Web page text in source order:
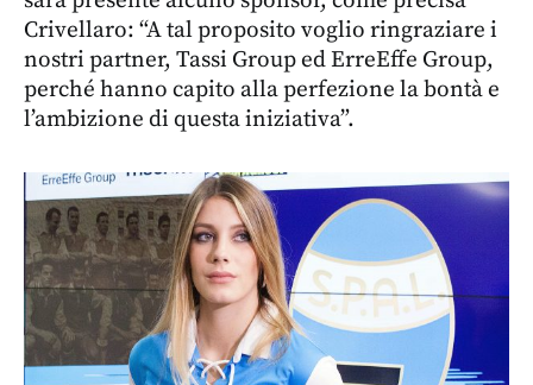
Crivellaro: “A tal proposito voglio ringraziare i
nostri partner, Tassi Group ed ErreEffe Group,
perché hanno capito alla perfezione la bontà e
l’ambizione di questa iniziativa”.